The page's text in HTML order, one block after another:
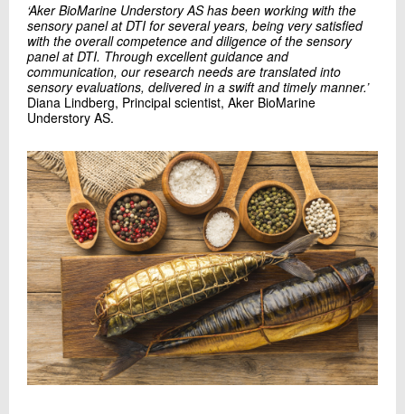
‘Aker BioMarine Understory AS has been working with the
sensory panel at DTI for several years, being very satisfied
with the overall competence and diligence of the sensory
panel at DTI. Through excellent guidance and
communication, our research needs are translated into
sensory evaluations, delivered in a swift and timely manner.’
Diana Lindberg, Principal scientist, Aker BioMarine
Understory AS.